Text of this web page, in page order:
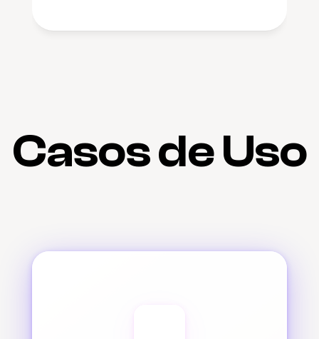
Casos de Uso